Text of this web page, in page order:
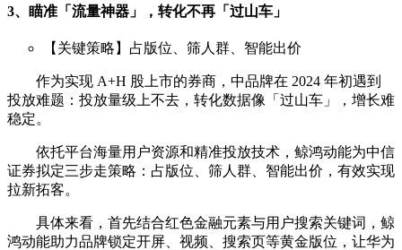
3、瞄准「流量神器」，转化不再「过山车」
【关键策略】占版位、筛人群、智能出价
作为实现 A+H 股上市的券商，中品牌在 2024 年初遇到
投放难题：投放量级上不去，转化数据像「过山车」，增长难
稳定。
依托平台海量用户资源和精准投放技术，鲸鸿动能为中信
证券拟定三步走策略：占版位、筛人群、智能出价，有效实现
拉新拓客。
具体来看，首先结合红色金融元素与用户搜索关键词，鲸
鸿动能助力品牌锁定开屏、视频、搜索页等黄金版位，让华为